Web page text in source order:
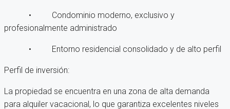
• Condominio moderno, exclusivo y
profesionalmente administrado
• Entorno residencial consolidado y de alto perfil
Perfil de inversión:
La propiedad se encuentra en una zona de alta demanda
para alquiler vacacional, lo que garantiza excelentes niveles